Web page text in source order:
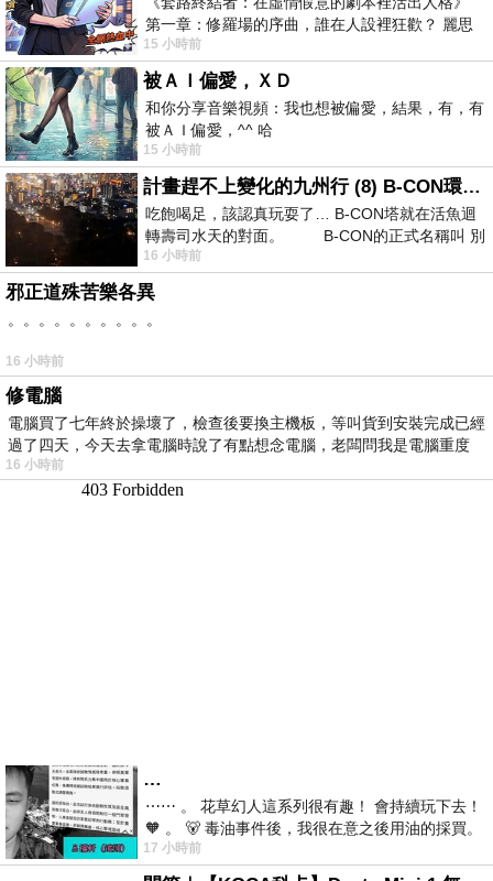
第一章：修羅場的序曲，誰在人設裡狂歡？ 麗思
卡爾頓酒店的總統套房內，燈光昏
15 小時前
被ＡＩ偏愛，ＸＤ
和你分享音樂視頻：我也想被偏愛，結果，有，有
被ＡＩ偏愛，^^ 哈
15 小時前
計畫趕不上變化的九州行 (8) B-CON環球塔
吃飽喝足，該認真玩耍了… B-CON塔就在活魚迴
轉壽司水天的對面。 B-CON的正式名稱叫 別
16 小時前
邪正道殊苦樂各異
。。。。。。。。。。
16 小時前
修電腦
電腦買了七年終於操壞了，檢查後要換主機板，等叫貨到安裝完成已經
過了四天，今天去拿電腦時說了有點想念電腦，老闆問我是電腦重度
16 小時前
…
⋯⋯ 。 花草幻人這系列很有趣！ 會持續玩下去！
🧡 。 🐻 毒油事件後，我很在意之後用油的採買。
前天購買了我之前就很愛
17 小時前